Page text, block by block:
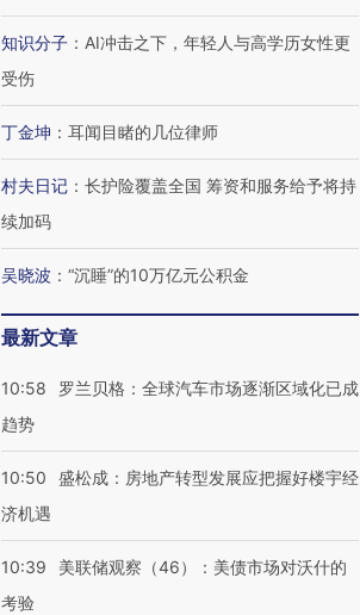
知识分子 ： AI冲击之下，年轻人与高学历女性更
受伤
丁金坤 ： 耳闻目睹的几位律师
村夫日记 ： 长护险覆盖全国 筹资和服务给予将持
续加码
吴晓波 ： “沉睡”的10万亿元公积金
最新文章
10:58
罗兰贝格：全球汽车市场逐渐区域化已成
趋势
10:50
盛松成：房地产转型发展应把握好楼宇经
济机遇
10:39
美联储观察（46）：美债市场对沃什的
考验